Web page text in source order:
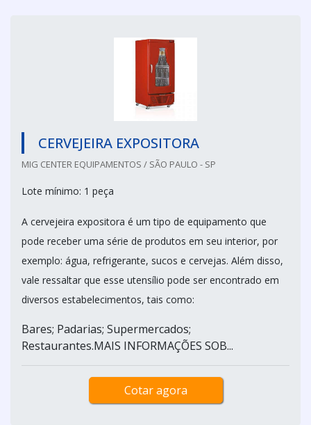
CERVEJEIRA EXPOSITORA
MIG CENTER EQUIPAMENTOS / SÃO PAULO - SP
Lote mínimo: 1 peça
A cervejeira expositora é um tipo de equipamento que
pode receber uma série de produtos em seu interior, por
exemplo: água, refrigerante, sucos e cervejas. Além disso,
vale ressaltar que esse utensílio pode ser encontrado em
diversos estabelecimentos, tais como:
Bares; Padarias; Supermercados;
Restaurantes.MAIS INFORMAÇÕES SOB...
Cotar agora